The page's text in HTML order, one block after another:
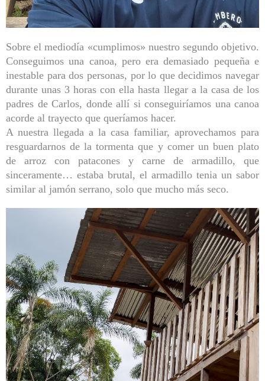
Sobre el mediodía «cumplimos» nuestro segundo objetivo.
Conseguimos una canoa, pero era demasiado pequeña e
inestable para dos personas, por lo que decidimos navegar
durante unas 3 horas con ella hasta llegar a la casa de los
padres de Carlos, donde allí si conseguiríamos una canoa
acorde al trayecto que queríamos hacer.
A nuestra llegada a la casa familiar, aprovechamos para
resguardarnos de la tormenta que y comer un buen plato
de arroz con patacones y carne de armadillo, que
sinceramente… estaba brutal, el armadillo tenia un sabor
similar al jamón serrano, solo que mucho más seco.